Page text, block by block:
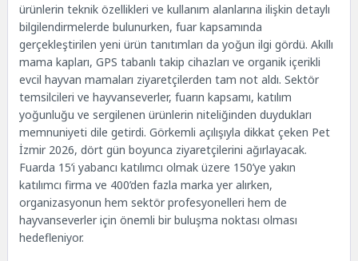
ürünlerin teknik özellikleri ve kullanım alanlarına ilişkin detaylı
bilgilendirmelerde bulunurken, fuar kapsamında
gerçekleştirilen yeni ürün tanıtımları da yoğun ilgi gördü. Akıllı
mama kapları, GPS tabanlı takip cihazları ve organik içerikli
evcil hayvan mamaları ziyaretçilerden tam not aldı. Sektör
temsilcileri ve hayvanseverler, fuarın kapsamı, katılım
yoğunluğu ve sergilenen ürünlerin niteliğinden duydukları
memnuniyeti dile getirdi. Görkemli açılışıyla dikkat çeken Pet
İzmir 2026, dört gün boyunca ziyaretçilerini ağırlayacak.
Fuarda 15’i yabancı katılımcı olmak üzere 150’ye yakın
katılımcı firma ve 400’den fazla marka yer alırken,
organizasyonun hem sektör profesyonelleri hem de
hayvanseverler için önemli bir buluşma noktası olması
hedefleniyor.